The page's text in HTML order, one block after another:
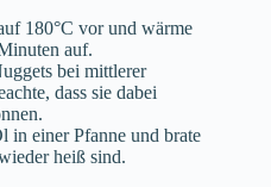
180°C vor und wärme
auf.
bei mittlerer
dass sie dabei
in einer Pfanne und brate
heiß sind.